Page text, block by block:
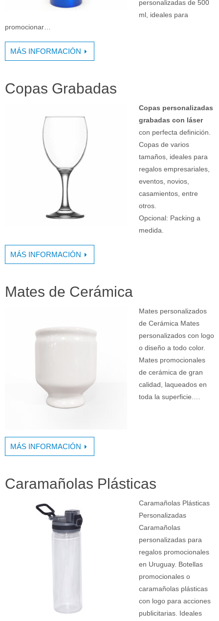
personalizadas de 500
ml, ideales para
promocionar…
MÁS INFORMACIÓN
Copas Grabadas
Copas personalizadas
grabadas con láser
con perfecta definición.
Copas de varios
tamaños, ideales para
regalos empresariales,
eventos, novios,
casamientos, entre
otros.
Opcional: Packing a
medida.
MÁS INFORMACIÓN
Mates de Cerámica
Mates personalizados
de Cerámica Mates
personalizados con logo
o diseño a todo color.
Mates promocionales
de cerámica de gran
calidad, laqueados en
toda la superficie.…
MÁS INFORMACIÓN
Caramañolas Plásticas
Caramañolas Plásticas
Personalizadas
Caramañolas
personalizadas para
regalos promocionales
en Uruguay. Botellas
promocionales o
caramañolas plásticas
con logo para acciones
publicitarias. Ideales